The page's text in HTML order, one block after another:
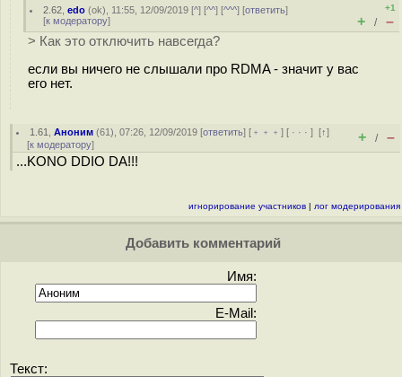
2.62 ,edo (ok), 11:55, 12/09/2019 [^] [^^] [^^^] [ответить]
[к модератору]
+1
+ / –
> Как это отключить навсегда?
если вы ничего не слышали про RDMA - значит у вас
его нет.
1.61 ,Аноним (61), 07:26, 12/09/2019 [ответить] [ ﹢﹢﹢] [ · · ·][↑]
[к модератору] + / –
...KONO DDIO DA!!!
игнорирование участников | лог модерирования
Добавить комментарий
Имя:
E-Mail:
Текст: